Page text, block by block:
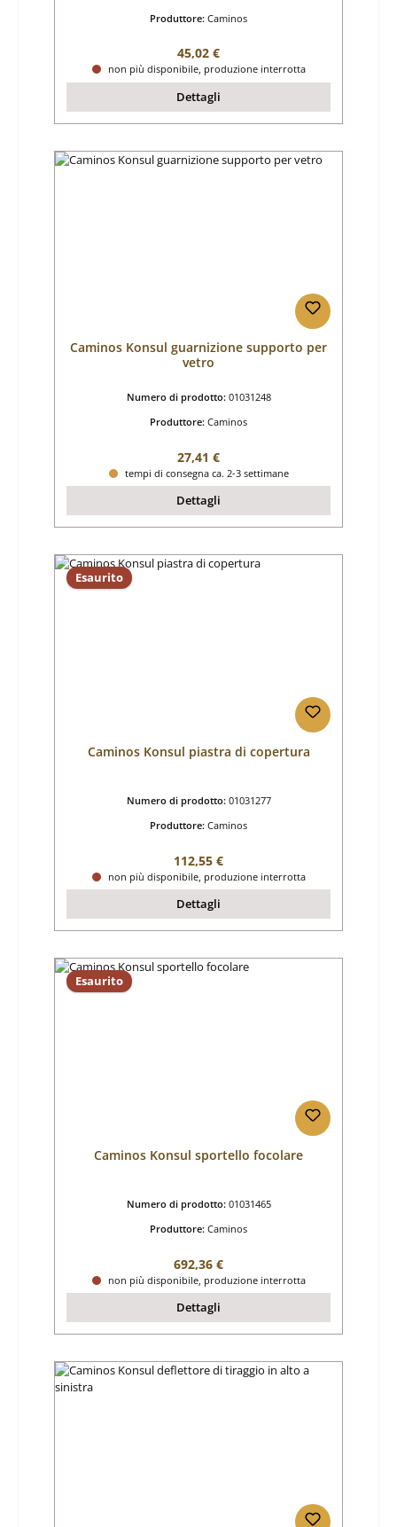
Produttore: Caminos
Prezzo normale:
45,02 €
non più disponibile, produzione interrotta
Dettagli
Caminos Konsul guarnizione supporto per
vetro
Numero di prodotto: 01031248
Produttore: Caminos
Prezzo normale:
27,41 €
tempi di consegna ca. 2-3 settimane
Dettagli
Esaurito
Caminos Konsul piastra di copertura
Numero di prodotto: 01031277
Produttore: Caminos
Prezzo normale:
112,55 €
non più disponibile, produzione interrotta
Dettagli
Esaurito
Caminos Konsul sportello focolare
Numero di prodotto: 01031465
Produttore: Caminos
Prezzo normale:
692,36 €
non più disponibile, produzione interrotta
Dettagli